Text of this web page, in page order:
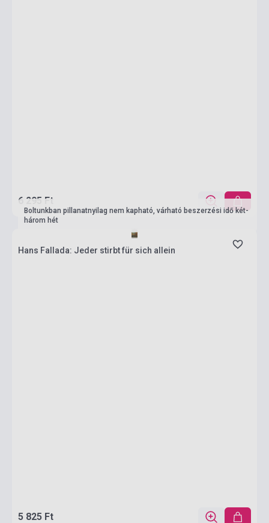
6 295 Ft
Boltunkban pillanatnyilag nem kapható, várható beszerzési idő két-
három hét
Hans Fallada: Jeder stirbt für sich allein
5 825 Ft